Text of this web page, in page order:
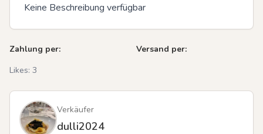
Keine Beschreibung verfügbar
Zahlung per:
Versand per:
Likes: 3
Verkäufer
dulli2024